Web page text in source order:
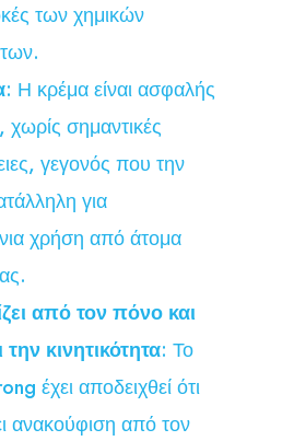
των χημικών
: Η κρέμα είναι ασφαλής
χωρίς σημαντικές
γεγονός που την
για
χρήση από άτομα
από τον πόνο και
την κινητικότητα: Το
έχει αποδειχθεί ότι
ανακούφιση από τον